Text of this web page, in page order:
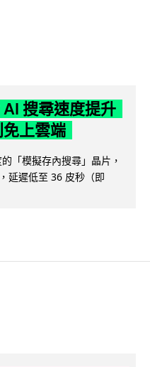
搜尋速度提升
上雲端
「模擬存內搜尋」晶片，
延遲低至 36 皮秒（即